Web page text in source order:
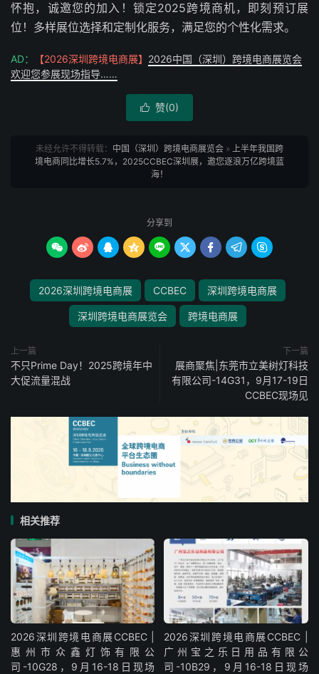
怀抱，诚邀您的加入！锁定2025跨境商机，即刻预订展
位！多样展位选择和定制化服务，满足您的个性化需求。
AD： 【2026深圳跨境电商展】 2026中国（深圳）跨境电商展览会
欢迎您参展现场指导……
 赞(0)
未经允许不得转载： 中国（深圳）跨境电商展览会 » 上半年我国跨
境电商同比增长5.7%，2025CCBEC深圳展，邀您逐浪万亿跨境蓝
海！
分享到
        
2026深圳跨境电商展 CCBEC 深圳跨境电商展
深圳跨境电商展览会 跨境电商展
上一篇
不只Prime Day！2025跨境年中
大促流量混战
下一篇
展商聚焦|东莞市立美树灯科技
有限公司-14G31，9月17-19日
CCBEC现场见
相关推荐
2026深圳跨境电商展CCBEC |
惠州市众鑫灯饰有限公
司-10G28，9月16-18日现场
2026深圳跨境电商展CCBEC |
广州宝之乐日用品有限公
司-10B29，9月16-18日现场